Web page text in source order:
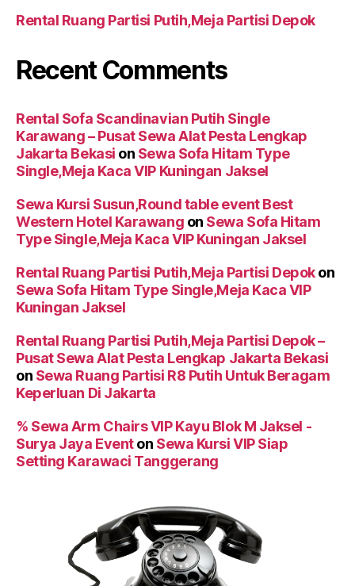
Rental Ruang Partisi Putih,Meja Partisi Depok
Recent Comments
Rental Sofa Scandinavian Putih Single
Karawang – Pusat Sewa Alat Pesta Lengkap
Jakarta Bekasi on Sewa Sofa Hitam Type
Single,Meja Kaca VIP Kuningan Jaksel
Sewa Kursi Susun,Round table event Best
Western Hotel Karawang on Sewa Sofa Hitam
Type Single,Meja Kaca VIP Kuningan Jaksel
Rental Ruang Partisi Putih,Meja Partisi Depokon
Sewa Sofa Hitam Type Single,Meja Kaca VIP
Kuningan Jaksel
Rental Ruang Partisi Putih,Meja Partisi Depok –
Pusat Sewa Alat Pesta Lengkap Jakarta Bekasi
on Sewa Ruang Partisi R8 Putih Untuk Beragam
Keperluan Di Jakarta
% Sewa Arm Chairs VIP Kayu Blok M Jaksel -
Surya Jaya Eventon Sewa Kursi VIP Siap
Setting Karawaci Tanggerang